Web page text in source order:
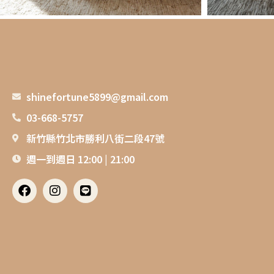
shinefortune5899@gmail.com
03-668-5757
新竹縣竹北市勝利八街二段47號
週一到週日 12:00 | 21:00